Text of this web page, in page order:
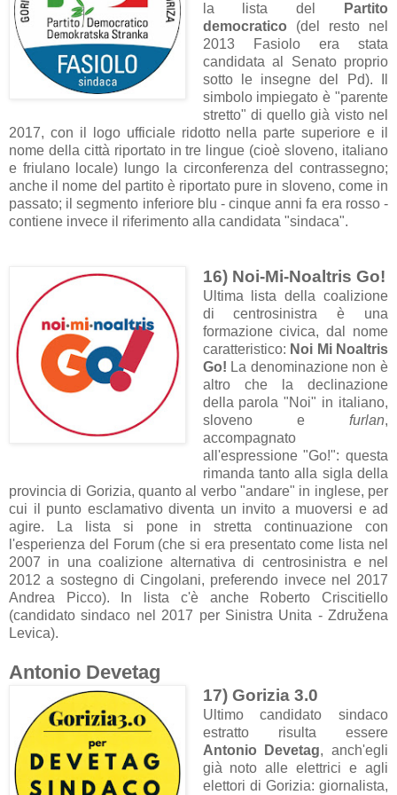
la lista del
Partito
democratico (del resto nel
2013 Fasiolo era stata
candidata al Senato proprio
sotto le insegne del Pd). Il
simbolo impiegato è "parente
stretto" di quello già visto nel
2017, con il logo ufficiale ridotto nella parte superiore e il
nome della città riportato in tre lingue (cioè sloveno, italiano
e friulano locale) lungo la circonferenza del contrassegno;
anche il nome del partito è riportato pure in sloveno, come in
passato; il segmento inferiore blu - cinque anni fa era rosso -
contiene invece il riferimento alla candidata "sindaca".
16) Noi-Mi-Noaltris Go!
Ultima lista della coalizione
di centrosinistra è una
formazione civica, dal nome
caratteristico: Noi Mi Noaltris
Go! La denominazione non è
altro che la declinazione
della parola "Noi" in italiano,
sloveno e furlan,
accompagnato
all'espressione "Go!": questa
rimanda tanto alla sigla della
provincia di Gorizia, quanto al verbo "andare" in inglese, per
cui il punto esclamativo diventa un invito a muoversi e ad
agire. La lista si pone in stretta continuazione con
l'esperienza del Forum (che si era presentato come lista nel
2007 in una coalizione alternativa di centrosinistra e nel
2012 a sostegno di Cingolani, preferendo invece nel 2017
Andrea Picco). In lista c'è anche Roberto Criscitiello
(candidato sindaco nel 2017 per Sinistra Unita - Združena
Levica).
Antonio Devetag
17) Gorizia 3.0
Ultimo candidato sindaco
estratto risulta essere
Antonio Devetag, anch'egli
già noto alle elettrici e agli
elettori di Gorizia: giornalista,